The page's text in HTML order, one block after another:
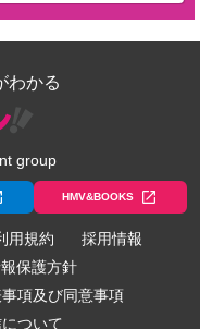
わかる
group
HMV&BOOKS
用規約
採用情報
保護方針
項及び同意事項
ついて